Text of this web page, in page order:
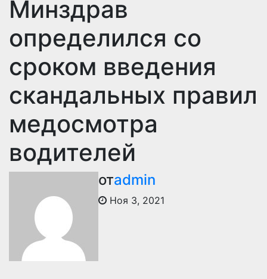
Минздрав
определился со
сроком введения
скандальных правил
медосмотра
водителей
отadmin
Ноя 3, 2021